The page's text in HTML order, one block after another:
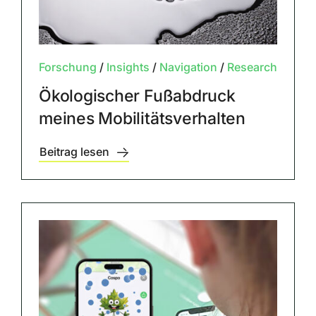
Forschung / Insights / Navigation / Research
Ökologischer Fußabdruck
meines Mobilitätsverhalten
Beitrag lesen